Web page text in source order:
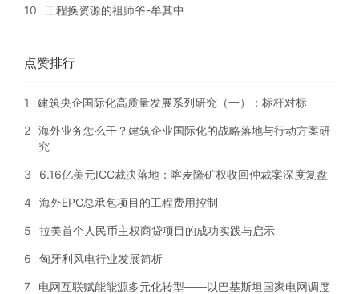
10 工程换资源的祖师爷-牟其中
点赞排行
1 建筑央企国际化高质量发展系列研究（一）：标杆对标
2 海外业务怎么干？建筑企业国际化的战略落地与行动方案研
究
3 6.16亿美元ICC裁决落地：喀麦隆矿权收回仲裁案深度复盘
4 海外EPC总承包项目的工程费用控制
5 拉美首个人民币主权商贷项目的成功实践与启示
6 匈牙利风电行业发展简析
7
电网互联赋能能源多元化转型——以巴基斯坦国家电网调度